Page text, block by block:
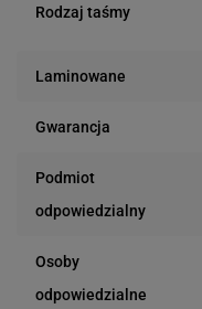
Rodzaj taśmy
Laminowane
Gwarancja
Podmiot
odpowiedzialny
Osoby
odpowiedzialne